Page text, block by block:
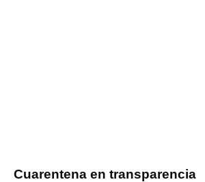
Cuarentena en transparencia